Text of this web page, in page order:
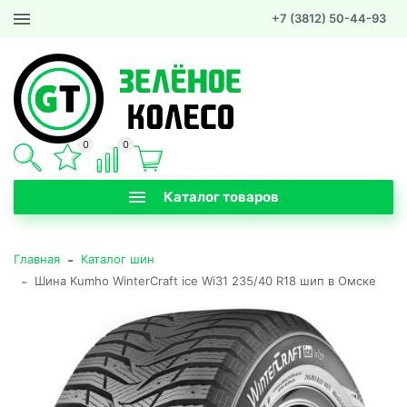
+7 (3812) 50-44-93
Каталог товаров
0 0
Главная - Каталог шин
- Шина Kumho WinterCraft ice Wi31 235/40 R18 шип в Омске